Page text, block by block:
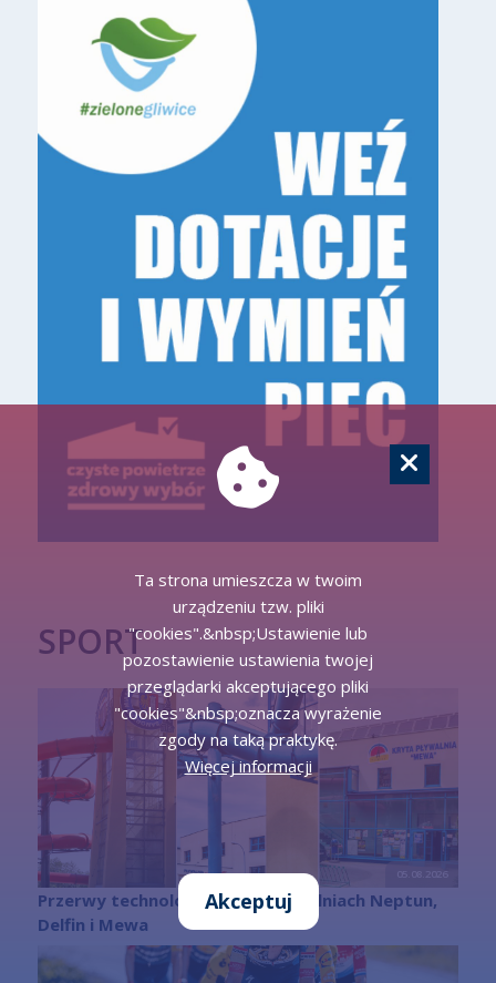
SPORT
05.08.2026
Przerwy technologiczne na pływalniach Neptun,
Delfin i Mewa
Ta strona umieszcza w twoim
urządzeniu tzw. pliki
"cookies".&nbsp;Ustawienie lub
pozostawienie ustawienia twojej
przeglądarki akceptującego pliki
"cookies"&nbsp;oznacza wyrażenie
zgody na taką praktykę.
Więcej informacji
Akceptuj